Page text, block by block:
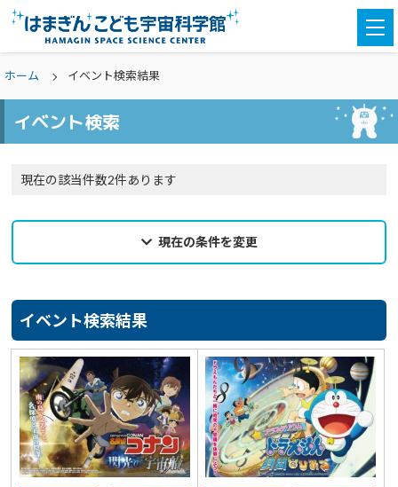
ホーム イベント検索結果
イベント検索
現在の該当件数2件あります
現在の条件を変更
カテゴリ
親子参加 選択なし
対象学年 どなたでも
予約 選択なし
参加費（入館料別途） 選択なし
イベント検索結果